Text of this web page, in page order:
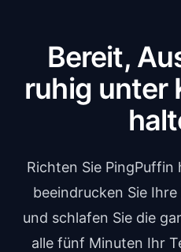
Bereit,
ruhig unter
Richten Sie
beeindrucken Sie
und schlafen Sie die
alle fünf Minuten Ihr